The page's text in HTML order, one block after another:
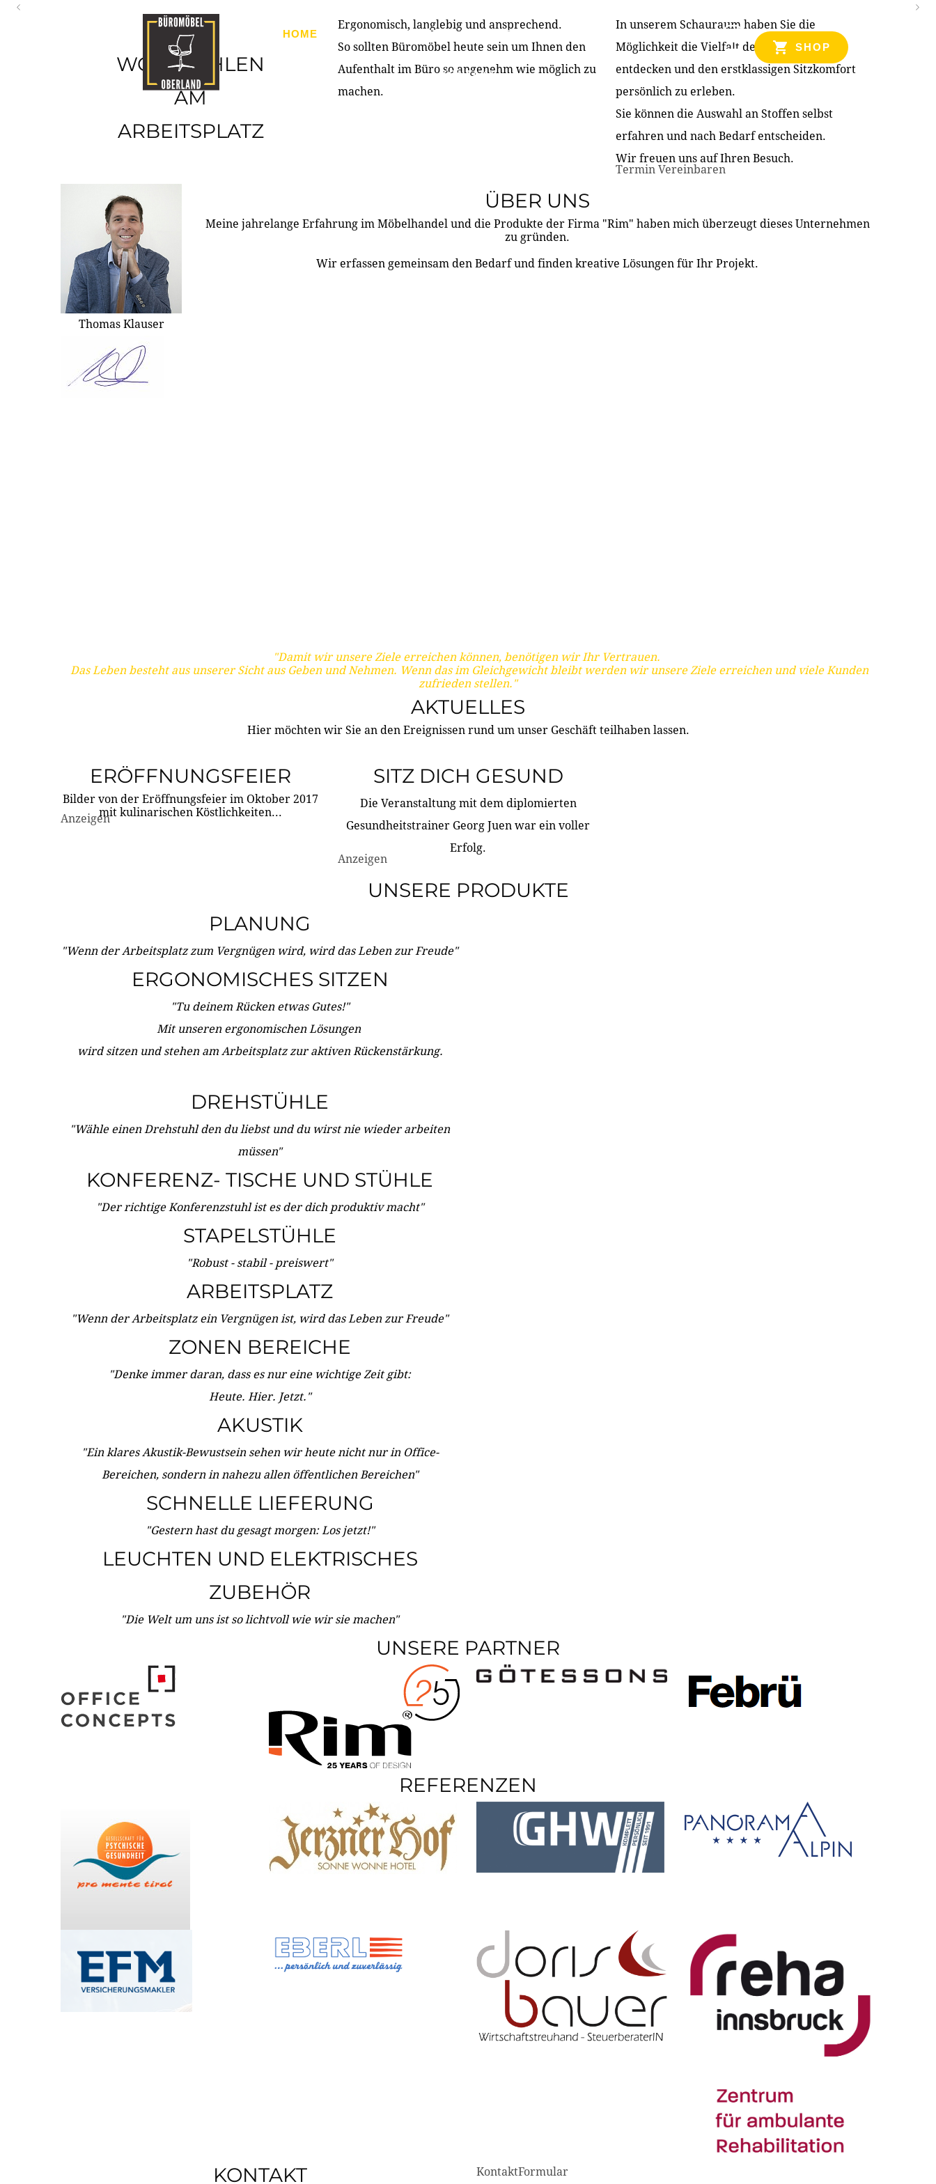
HOME PRODUKTE ÜBER UNS PARTNER & REFERENZEN
KONTAKT
SHOP
WOHLFÜHLEN
AM
ARBEITSPLATZ
Ergonomisch, langlebig und ansprechend.
So sollten Büromöbel heute sein um Ihnen den
Aufenthalt im Büro so angenehm wie möglich zu
machen.
In unserem Schauraum haben Sie die
Möglichkeit die Vielfalt der Produkte zu
entdecken und den erstklassigen Sitzkomfort
persönlich zu erleben.
Sie können die Auswahl an Stoffen selbst
erfahren und nach Bedarf entscheiden.
Wir freuen uns auf Ihren Besuch.
Termin Vereinbaren
Thomas Klauser
ÜBER UNS
Meine jahrelange Erfahrung im Möbelhandel und die Produkte der Firma "Rim" haben mich überzeugt dieses Unternehmen
zu gründen.
Wir erfassen gemeinsam den Bedarf und finden kreative Lösungen für Ihr Projekt.
"Damit wir unsere Ziele erreichen können, benötigen wir Ihr Vertrauen.
Das Leben besteht aus unserer Sicht aus Geben und Nehmen. Wenn das im Gleichgewicht bleibt werden wir unsere Ziele erreichen und viele Kunden
zufrieden stellen."
AKTUELLES
Hier möchten wir Sie an den Ereignissen rund um unser Geschäft teilhaben lassen.
ERÖFFNUNGSFEIER
Bilder von der Eröffnungsfeier im Oktober 2017
mit kulinarischen Köstlichkeiten...
Anzeigen
SITZ DICH GESUND
Die Veranstaltung mit dem diplomierten
Gesundheitstrainer Georg Juen war ein voller
Erfolg.
Anzeigen
UNSERE PRODUKTE
PLANUNG
"Wenn der Arbeitsplatz zum Vergnügen wird, wird das Leben zur Freude"
ERGONOMISCHES SITZEN
"Tu deinem Rücken etwas Gutes!"
Mit unseren ergonomischen Lösungen
wird sitzen und stehen am Arbeitsplatz zur aktiven Rückenstärkung.
DREHSTÜHLE
"Wähle einen Drehstuhl den du liebst und du wirst nie wieder arbeiten
müssen"
KONFERENZ- TISCHE UND STÜHLE
"Der richtige Konferenzstuhl ist es der dich produktiv macht"
STAPELSTÜHLE
"Robust - stabil - preiswert"
ARBEITSPLATZ
"Wenn der Arbeitsplatz ein Vergnügen ist, wird das Leben zur Freude"
ZONEN BEREICHE
"Denke immer daran, dass es nur eine wichtige Zeit gibt:
Heute. Hier. Jetzt."
AKUSTIK
"Ein klares Akustik-Bewustsein sehen wir heute nicht nur in Office-
Bereichen, sondern in nahezu allen öffentlichen Bereichen"
SCHNELLE LIEFERUNG
"Gestern hast du gesagt morgen: Los jetzt!"
LEUCHTEN UND ELEKTRISCHES
ZUBEHÖR
"Die Welt um uns ist so lichtvoll wie wir sie machen"
UNSERE PARTNER
REFERENZEN
KONTAKT KontaktFormular